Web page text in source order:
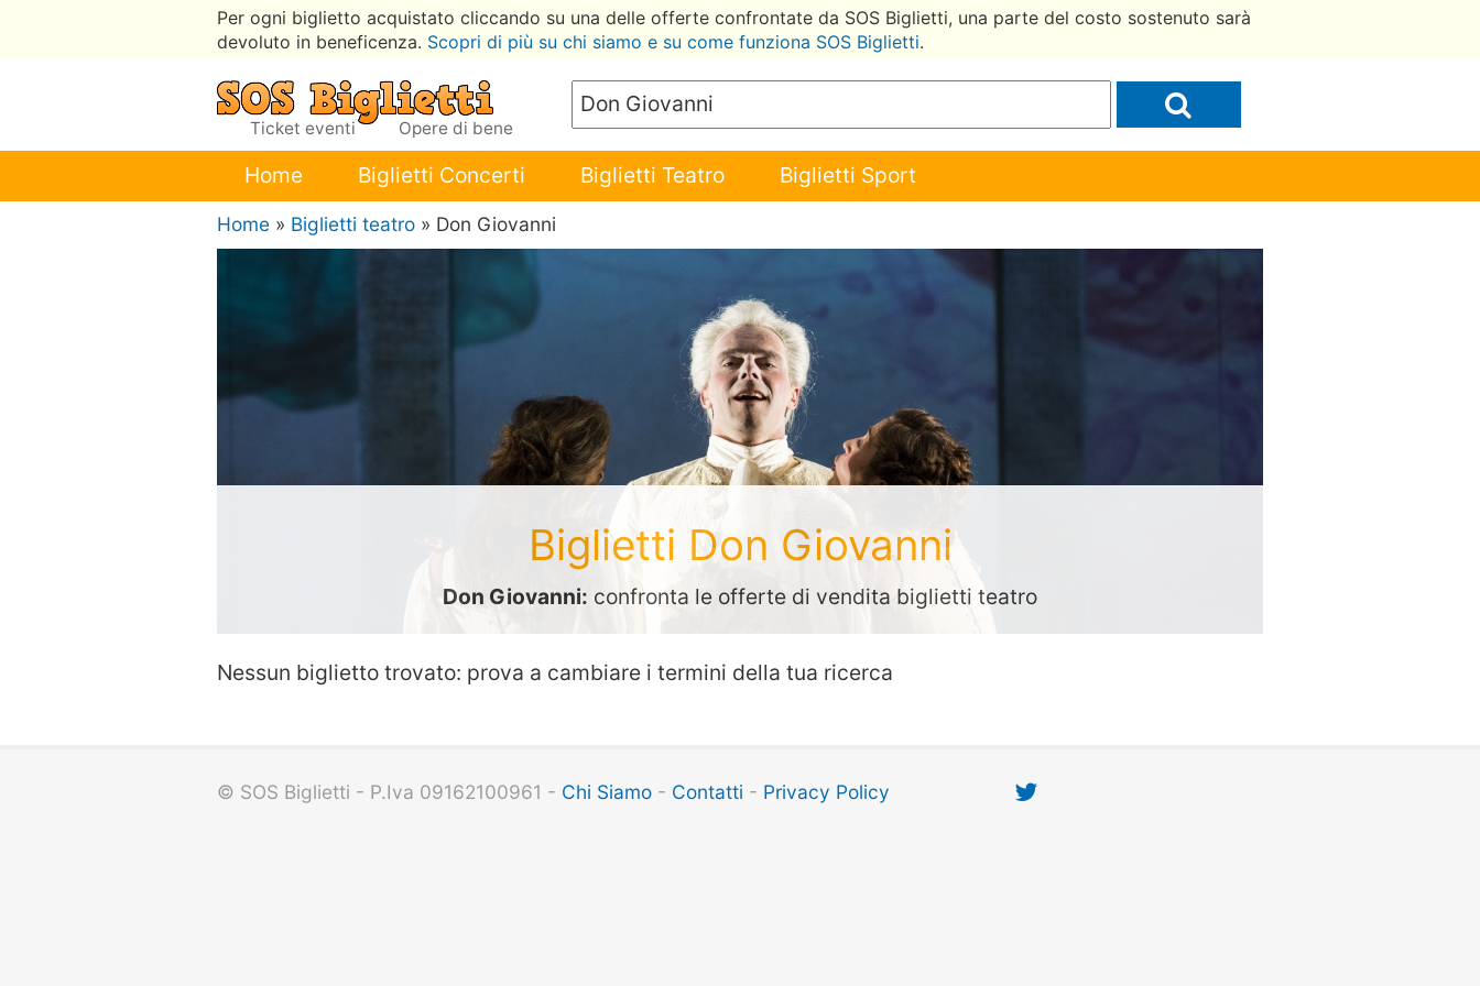
Per ogni biglietto acquistato cliccando su una delle offerte confrontate da SOS Biglietti, una parte del costo sostenuto sarà
devoluto in beneficenza. Scopri di più su chi siamo e su come funziona SOS Biglietti.
Ticket eventi Opere di bene
Home Biglietti Concerti Biglietti Teatro Biglietti Sport
Home » Biglietti teatro » Don Giovanni
Biglietti Don Giovanni
Don Giovanni: confronta le offerte di vendita biglietti teatro
Nessun biglietto trovato: prova a cambiare i termini della tua ricerca
© SOS Biglietti - P.Iva 09162100961 - Chi Siamo - Contatti - Privacy Policy